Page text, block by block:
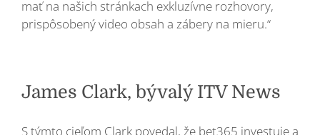
mať na našich stránkach exkluzívne rozhovory,
prispôsobený video obsah a zábery na mieru.“
James Clark, bývalý ITV News
S týmto cieľom Clark povedal, že bet365 investuje a